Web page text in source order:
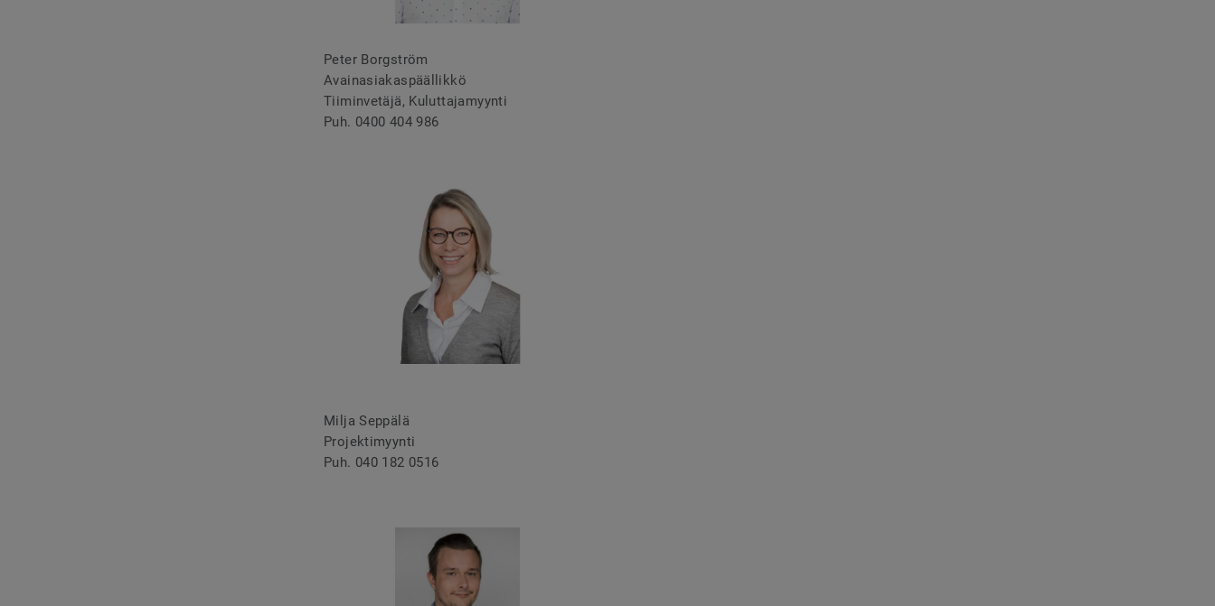
Peter Borgström
Avainasiakaspäällikkö
Tiiminvetäjä, Kuluttajamyynti
Puh. 0400 404 986
Milja Seppälä
Projektimyynti
Puh. 040 182 0516